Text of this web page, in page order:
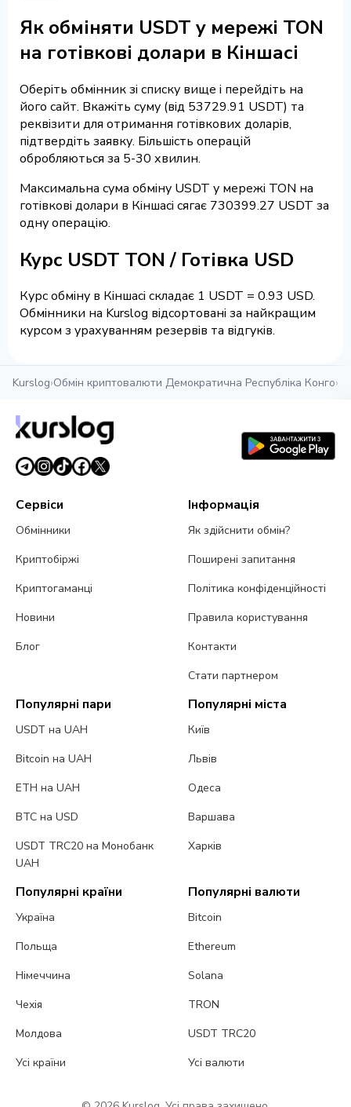
Як обміняти USDT у мережі TON
на готівкові долари в Кіншасі
Оберіть обмінник зі списку вище і перейдіть на
його сайт. Вкажіть суму (від 53729.91 USDT) та
реквізити для отримання готівкових доларів,
підтвердіть заявку. Більшість операцій
обробляються за 5-30 хвилин.
Максимальна сума обміну USDT у мережі TON на
готівкові долари в Кіншасі сягає 730399.27 USDT за
одну операцію.
Курс USDT TON / Готівка USD
Курс обміну в Кіншасі складає 1 USDT = 0.93 USD.
Обмінники на Kurslog відсортовані за найкращим
курсом з урахуванням резервів та відгуків.
Kurslog›Обмін криптовалюти Демократична Республіка Конго›
Сервіси
Обмінники
Криптобіржі
Криптогаманці
Новини
Блог
Інформація
Як здійснити обмін?
Поширені запитання
Політика конфіденційності
Правила користування
Контакти
Стати партнером
Популярні пари
USDT на UAH
Bitcoin на UAH
ETH на UAH
BTC на USD
USDT TRC20 на Монобанк
UAH
Популярні міста
Київ
Львів
Одеса
Варшава
Харків
Популярні країни
Україна
Польща
Німеччина
Чехія
Молдова
Усі країни
Популярні валюти
Bitcoin
Ethereum
Solana
TRON
USDT TRC20
Усі валюти